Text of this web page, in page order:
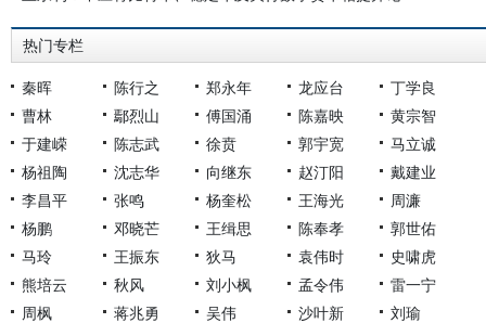
热门专栏
秦晖 陈行之 郑永年 龙应台
丁学良
曹林
鄢烈山 傅国涌 陈嘉映
黄宗智
于建嵘
陈志武 徐贲 郭宇宽
马立诚
杨祖陶
沈志华 向继东 赵汀阳
戴建业
李昌平
张鸣 杨奎松 王海光
周濂
杨鹏
邓晓芒 王缉思 陈奉孝
郭世佑
马玲
王振东 狄马 袁伟时
史啸虎
熊培云
秋风 刘小枫 孟令伟
雷一宁
周枫
蒋兆勇 吴伟 沙叶新 刘瑜